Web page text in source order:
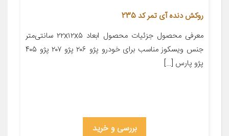
روکش دنده آی تمر کد 235
معرفی محصول جزئیات محصول ابعاد ۲۲x۱۲x۵ سانتی‌متر
جنس ویسکوز مناسب برای خودرو پژو ۲۰۶ پژو ۲۰۷ پژو ۴۰۵
پژو پارس […]
بررسی و خرید